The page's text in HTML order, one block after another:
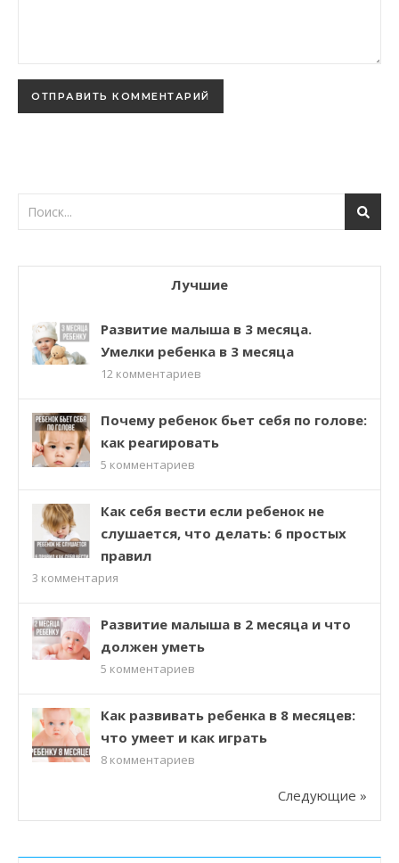
Лучшие
Развитие малыша в 3 месяца.
Умелки ребенка в 3 месяца
12 комментариев
Почему ребенок бьет себя по голове:
как реагировать
5 комментариев
Как себя вести если ребенок не
слушается, что делать: 6 простых
правил
3 комментария
Развитие малыша в 2 месяца и что
должен уметь
5 комментариев
Как развивать ребенка в 8 месяцев:
что умеет и как играть
8 комментариев
Следующие »